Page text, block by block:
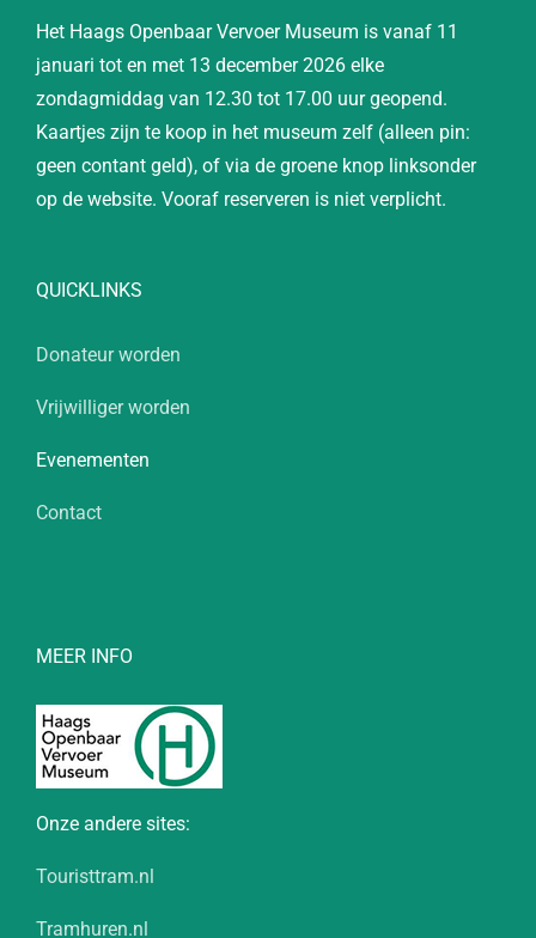
Het Haags Openbaar Vervoer Museum is vanaf 11
januari tot en met 13 december 2026 elke
zondagmiddag van 12.30 tot 17.00 uur geopend.
Kaartjes zijn te koop in het museum zelf (alleen pin:
geen contant geld), of via de groene knop linksonder
op de website. Vooraf reserveren is niet verplicht.
QUICKLINKS
Donateur worden
Vrijwilliger worden
Evenementen
Contact
MEER INFO
Onze andere sites:
Touristtram.nl
Tramhuren.nl